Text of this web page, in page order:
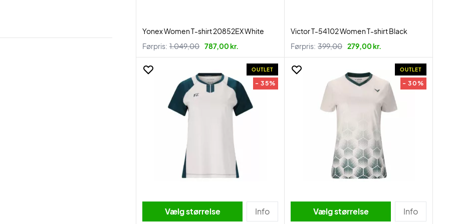
Yonex Women T-shirt 20852EX White
Førpris: 1.049,00 787,00 kr.
Victor T-54102 Women T-shirt Black
Førpris: 399,00 279,00 kr.
OUTLET
- 35%
Vælg størrelse Info
OUTLET
- 30%
Vælg størrelse Info